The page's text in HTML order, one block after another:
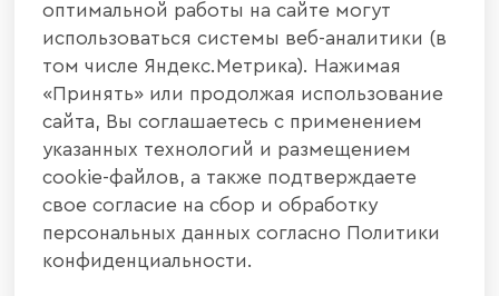
оптимальной работы на сайте могут
использоваться системы веб-аналитики (в
том числе Яндекс.Метрика). Нажимая
«Принять» или продолжая использование
сайта, Вы соглашаетесь с применением
указанных технологий и размещением
cookie-файлов, а также подтверждаете
свое согласие на сбор и обработку
персональных данных согласно Политики
конфиденциальности.